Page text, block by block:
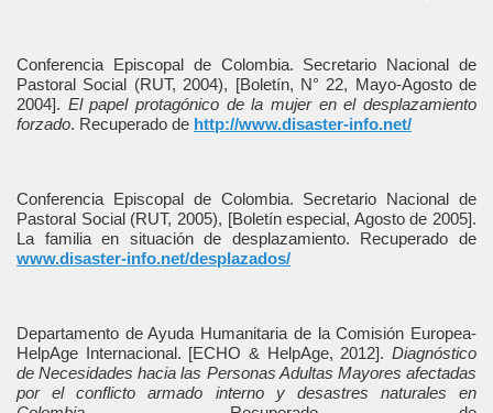
Conferencia Episcopal de Colombia. Secretario Nacional de
Pastoral Social (RUT, 2004), [Boletín, N° 22, Mayo-Agosto de
2004]. El papel protagónico de la mujer en el desplazamiento
forzado. Recuperado de http://www.disaster-info.net/
Conferencia Episcopal de Colombia. Secretario Nacional de
Pastoral Social (RUT, 2005), [Boletín especial, Agosto de 2005].
La familia en situación de desplazamiento. Recuperado de
www.disaster-info.net/desplazados/
Departamento de Ayuda Humanitaria de la Comisión Europea-
HelpAge Internacional. [ECHO & HelpAge, 2012]. Diagnóstico
de Necesidades hacia las Personas Adultas Mayores afectadas
por el conflicto armado interno y desastres naturales en